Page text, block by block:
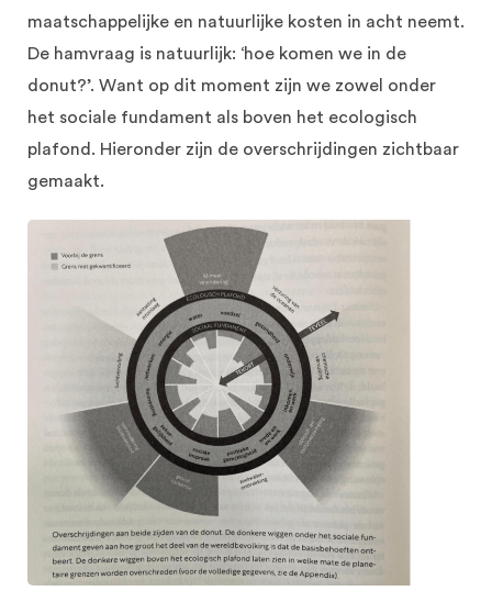
maatschappelijke en natuurlijke kosten in acht neemt.
De hamvraag is natuurlijk: ‘hoe komen we in de
donut?’. Want op dit moment zijn we zowel onder
het sociale fundament als boven het ecologisch
plafond. Hieronder zijn de overschrijdingen zichtbaar
gemaakt.